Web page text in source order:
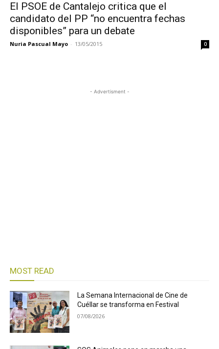
El PSOE de Cantalejo critica que el
candidato del PP “no encuentra fechas
disponibles” para un debate
Nuria Pascual Mayo - 13/05/2015 0
- Advertisment -
MOST READ
La Semana Internacional de Cine de
Cuéllar se transforma en Festival
07/08/2026